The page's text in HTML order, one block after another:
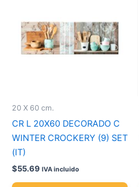
20 X 60 cm.
CR L 20X60 DECORADO C
WINTER CROCKERY (9) SET
(IT)
$55.69 IVA incluido